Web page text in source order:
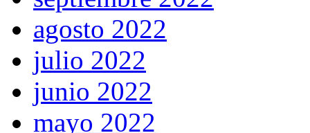
agosto 2022
julio 2022
junio 2022
mayo 2022